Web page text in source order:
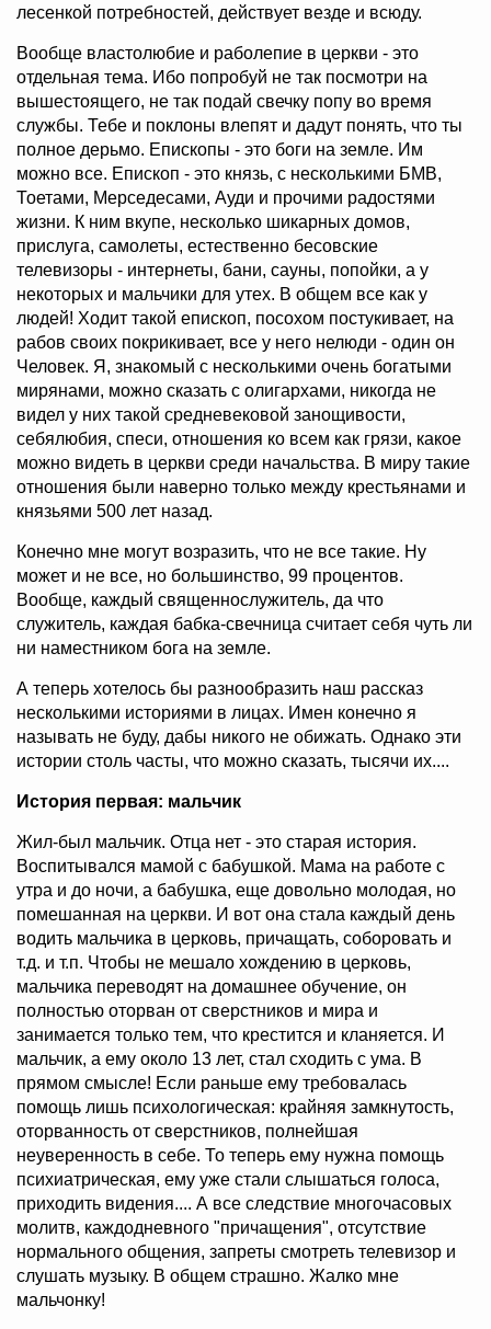
лесенкой потребностей, действует везде и всюду.
Вообще властолюбие и раболепие в церкви - это
отдельная тема. Ибо попробуй не так посмотри на
вышестоящего, не так подай свечку попу во время
службы. Тебе и поклоны влепят и дадут понять, что ты
полное дерьмо. Епископы - это боги на земле. Им
можно все. Епископ - это князь, с несколькими БМВ,
Тоетами, Мерседесами, Ауди и прочими радостями
жизни. К ним вкупе, несколько шикарных домов,
прислуга, самолеты, естественно бесовские
телевизоры - интернеты, бани, сауны, попойки, а у
некоторых и мальчики для утех. В общем все как у
людей! Ходит такой епископ, посохом постукивает, на
рабов своих покрикивает, все у него нелюди - один он
Человек. Я, знакомый с несколькими очень богатыми
мирянами, можно сказать с олигархами, никогда не
видел у них такой средневековой занощивости,
себялюбия, спеси, отношения ко всем как грязи, какое
можно видеть в церкви среди начальства. В миру такие
отношения были наверно только между крестьянами и
князьями 500 лет назад.
Конечно мне могут возразить, что не все такие. Ну
может и не все, но большинство, 99 процентов.
Вообще, каждый священнослужитель, да что
служитель, каждая бабка-свечница считает себя чуть ли
ни наместником бога на земле.
А теперь хотелось бы разнообразить наш рассказ
несколькими историями в лицах. Имен конечно я
называть не буду, дабы никого не обижать. Однако эти
истории столь часты, что можно сказать, тысячи их....
История первая: мальчик
Жил-был мальчик. Отца нет - это старая история.
Воспитывался мамой с бабушкой. Мама на работе с
утра и до ночи, а бабушка, еще довольно молодая, но
помешанная на церкви. И вот она стала каждый день
водить мальчика в церковь, причащать, соборовать и
т.д. и т.п. Чтобы не мешало хождению в церковь,
мальчика переводят на домашнее обучение, он
полностью оторван от сверстников и мира и
занимается только тем, что крестится и кланяется. И
мальчик, а ему около 13 лет, стал сходить с ума. В
прямом смысле! Если раньше ему требовалась
помощь лишь психологическая: крайняя замкнутость,
оторванность от сверстников, полнейшая
неуверенность в себе. То теперь ему нужна помощь
психиатрическая, ему уже стали слышаться голоса,
приходить видения.... А все следствие многочасовых
молитв, каждодневного "причащения", отсутствие
нормального общения, запреты смотреть телевизор и
слушать музыку. В общем страшно. Жалко мне
мальчонку!